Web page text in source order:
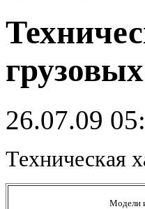
26.07.09
Техническая
Модели